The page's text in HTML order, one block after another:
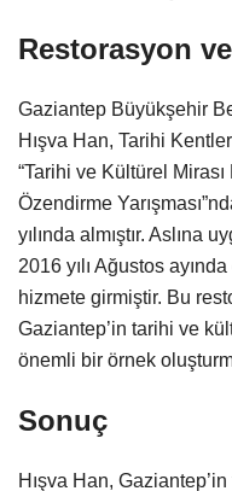
Restorasyon
Gaziantep Büyükşehir
Hışva Han, Tarihi
“Tarihi ve Kültürel
Özendirme
yılında almıştır. Aslına
2016 yılı Ağustos
hizmete girmiştir. Bu
Gaziantep’in tarihi ve
önemli bir örnek
Sonuç
Hışva Han,